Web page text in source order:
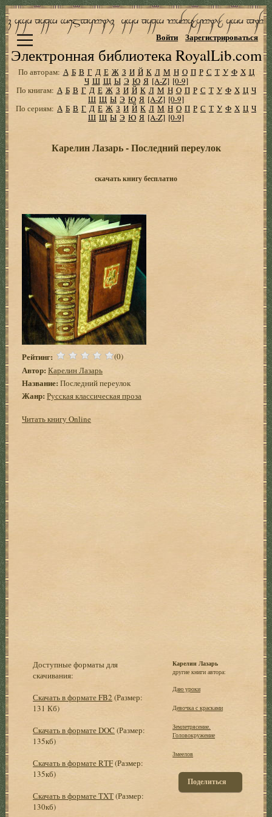
Электронная библиотека RoyalLib.com
Войти Зарегистрироваться
По авторам: А Б В Г Д Е Ж З И Й К Л М Н О П Р С Т У Ф Х Ц
Ч Ш Щ Ы Э Ю Я [A-Z] [0-9]
По книгам: А Б В Г Д Е Ж З И Й К Л М Н О П Р С Т У Ф Х Ц Ч
Ш Щ Ы Э Ю Я [A-Z] [0-9]
По сериям: А Б В Г Д Е Ж З И Й К Л М Н О П Р С Т У Ф Х Ц Ч
Ш Щ Ы Э Ю Я [A-Z] [0-9]
Карелин Лазарь - Последний переулок
скачать книгу бесплатно
Рейтинг: (0)
Автор: Карелин Лазарь
Название: Последний переулок
Жанр: Русская классическая проза
Читать книгу Online
Доступные форматы для
скачивания:
Скачать в формате FB2 (Размер:
131 Кб)
Скачать в формате DOC (Размер:
135кб)
Скачать в формате RTF(Размер:
135кб)
Скачать в формате TXT(Размер:
130кб)
Карелин Лазарь
другие книги автора:
Даю уроки
Девочка с красками
Землетрясение.
Головокружение
Змеелов
Поделиться